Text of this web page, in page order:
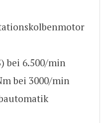
bei 6.500/min
bei 3000/min